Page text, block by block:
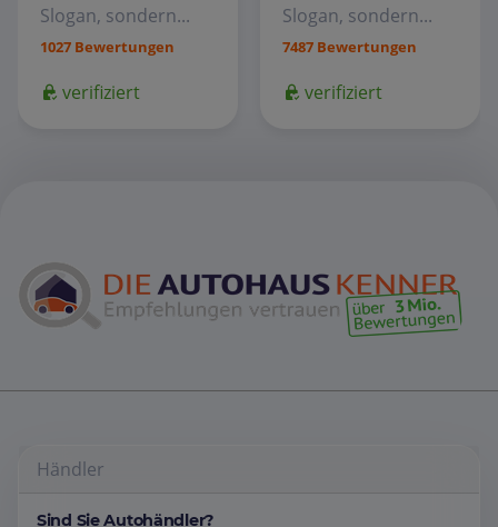
Slogan, sondern...
1027 Bewertungen
verifiziert
Slogan, sondern...
7487 Bewertungen
verifiziert
Händler
Sind Sie Autohändler?